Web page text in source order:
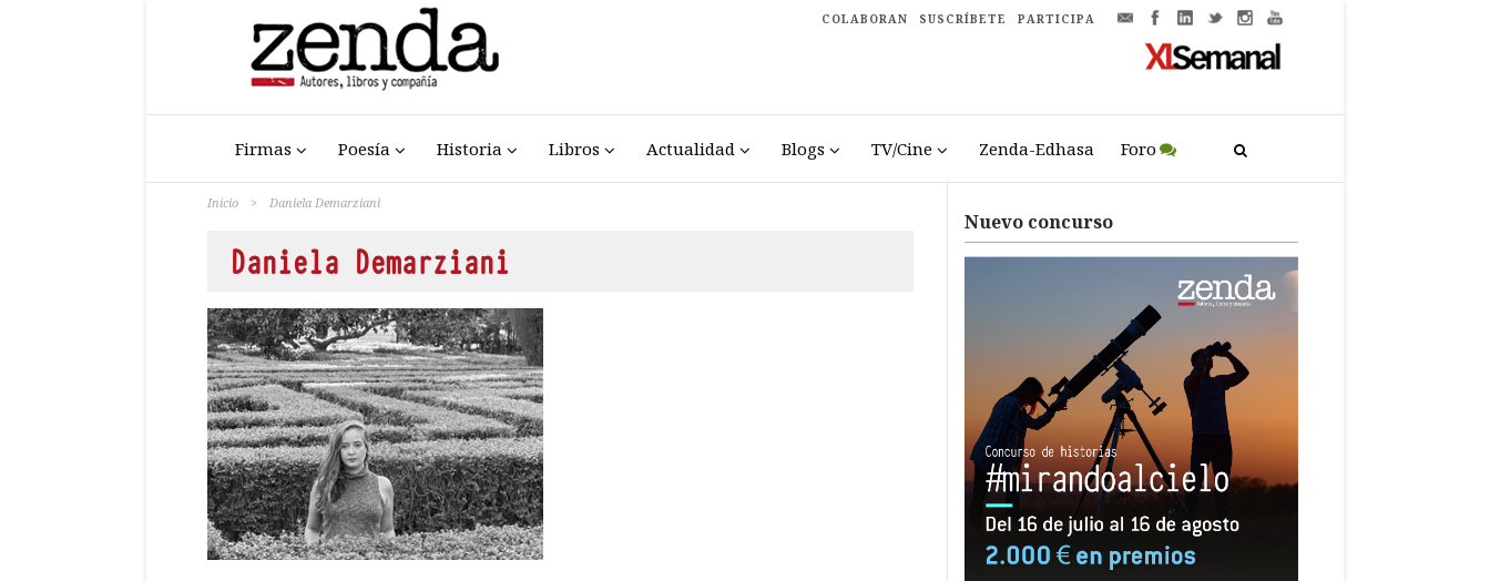
COLABORAN SUSCRÍBETE PARTICIPA
Firmas Poesía Historia Libros Actualidad Blogs TV/Cine Zenda-Edhasa Foro
Inicio > Daniela Demarziani
Daniela Demarziani
Nuevo concurso